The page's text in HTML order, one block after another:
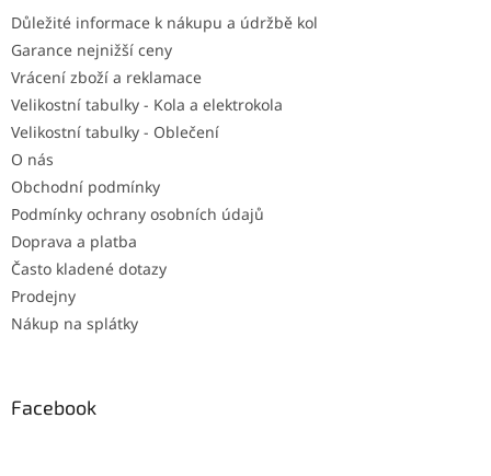
Důležité informace k nákupu a údržbě kol
Garance nejnižší ceny
Vrácení zboží a reklamace
Velikostní tabulky - Kola a elektrokola
Velikostní tabulky - Oblečení
O nás
Obchodní podmínky
Podmínky ochrany osobních údajů
Doprava a platba
Často kladené dotazy
Prodejny
Nákup na splátky
Facebook